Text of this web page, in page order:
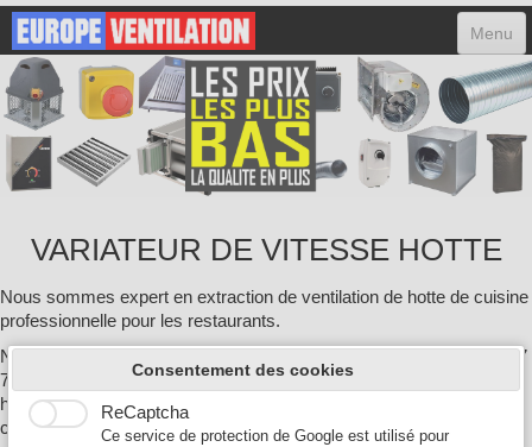
Menu
ACCUEIL
HOTTES
MOTEURS
FILTRES
0
VARIATEUR DE VITESSE HOTTE
Nous sommes expert en extraction de ventilation de hotte de cuisine
professionnelle pour les restaurants.
Nous proposons à la vente tout type de moteur: Moteur escargot 7/7
7/9 9/9 10/10, Moteur caisson, Moteur tourelle, les variateurs de
hotte, ainsi que les hottes professionnelles de restaurant et les
caissons anti-odeurs au charbon actif.
Consentement des cookies
ReCaptcha
Ce service de protection de Google est utilisé pour